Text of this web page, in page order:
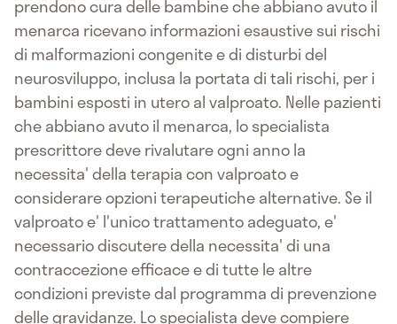
prendono cura delle bambine che abbiano avuto il
menarca ricevano informazioni esaustive sui rischi
di malformazioni congenite e di disturbi del
neurosviluppo, inclusa la portata di tali rischi, per i
bambini esposti in utero al valproato. Nelle pazienti
che abbiano avuto il menarca, lo specialista
prescrittore deve rivalutare ogni anno la
necessita' della terapia con valproato e
considerare opzioni terapeutiche alternative. Se il
valproato e' l'unico trattamento adeguato, e'
necessario discutere della necessita' di una
contraccezione efficace e di tutte le altre
condizioni previste dal programma di prevenzione
delle gravidanze. Lo specialista deve compiere